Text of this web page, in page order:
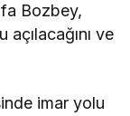
Bozbey,
ve
imar yolu